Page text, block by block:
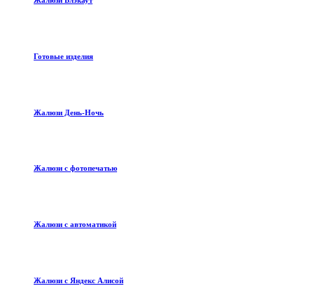
Готовые изделия
Жалюзи День-Ночь
Жалюзи с фотопечатью
Жалюзи с автоматикой
Жалюзи с Яндекс Алисой